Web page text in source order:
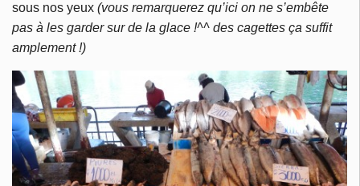
sous nos yeux (vous remarquerez qu’ici on ne s’embête
pas à les garder sur de la glace !^^ des cagettes ça suffit
amplement !)